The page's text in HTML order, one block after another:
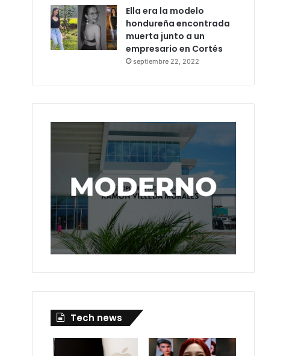
Ella era la modelo
hondureña encontrada
muerta junto a un
empresario en Cortés
septiembre 22, 2022
Tech news